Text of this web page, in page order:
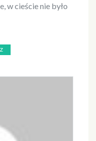
w cieście nie było